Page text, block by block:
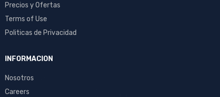
Precios y Ofertas
Terms of Use
Politicas de Privacidad
INFORMACION
Nosotros
Careers